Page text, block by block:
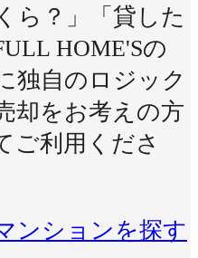
ら？」「貸した
HOME'Sの
独自のロジック
却をお考えの方
ご利用くださ
ンションを探す